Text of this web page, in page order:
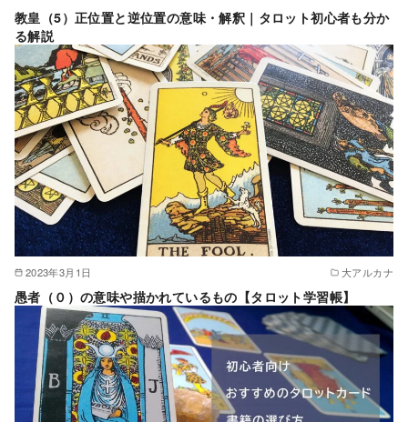
教皇（5）正位置と逆位置の意味・解釈｜タロット初心者も分か
る解説
2023年3月1日 大アルカナ
愚者（０）の意味や描かれているもの【タロット学習帳】